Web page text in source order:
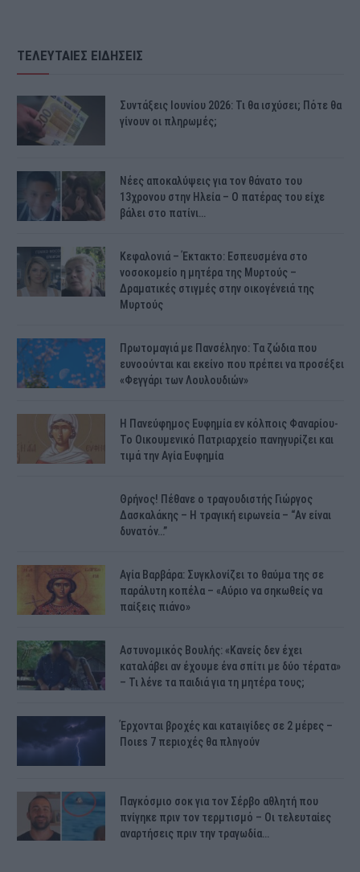
ΤΕΛΕΥΤΑΙΕΣ ΕΙΔΗΣΕΙΣ
Συντάξεις Ιουνίου 2026: Τι θα ισχύσει; Πότε θα
γίνουν οι πληρωμές;
Νέες αποκαλύψεις για τον θάνατο του
13χρονου στην Ηλεία – Ο πατέρας του είχε
βάλει στο πατίνι…
Κεφαλονιά – Έκτακτο: Εσπευσμένα στο
νοσοκομείο η μητέρα της Μυρτούς –
Δραματικές στιγμές στην οικογένειά της
Μυρτούς
Πρωτομαγιά με Πανσέληνο: Τα ζώδια που
ευνοούνται και εκείνο που πρέπει να προσέξει
«Φεγγάρι των Λουλουδιών»
H Πανεύφημος Ευφημία εν κόλποις Φαναρίου-
Το Οικουμενικό Πατριαρχείο πανηγυρίζει και
τιμά την Αγία Ευφημία
Θρήνος! Πέθανε ο τραγουδιστής Γιώργος
Δασκαλάκης – Η τραγική ειρωνεία – “Αν είναι
δυνατόν…”
Αγία Βαρβάρα: Συγκλονίζει το θαύμα της σε
παράλυτη κοπέλα – «Αύριο να σηκωθείς να
παίξεις πιάνο»
Αστυνομικός Bουλής: «Κανείς δεν έχει
καταλάβει αν έχουμε ένα σπίτι με δύο τέρατα»
– Τι λένε τα παιδιά για τη μητέρα τους;
Έρχονται βροχές και κατaιγίδες σε 2 μέpες –
Ποιεs 7 πεpιοχές θα πλnγούν
Παγκόσμιο σοκ για τον Σέρβο αθλητή που
πνίγηκε πριν τον τερμτισμό – Οι τελευταίες
αναρτήσεις πριν την τραγωδία…